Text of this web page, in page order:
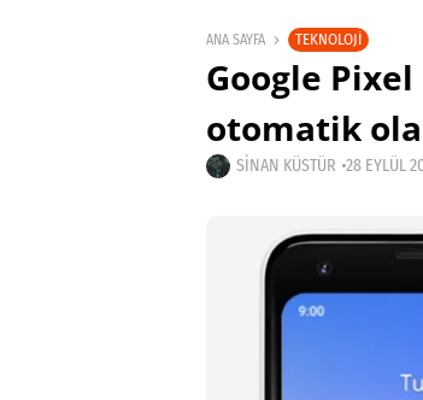
ANA SAYFA TEKNOLOJI
Google
otomatik
SINAN KÜSTÜR 28 EYLÜL